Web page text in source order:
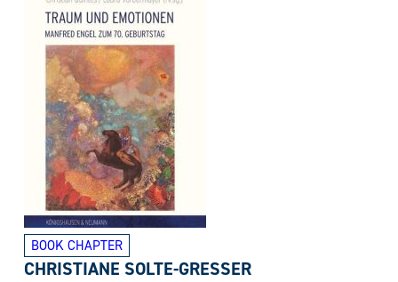
BOOK CHAPTER
CHRISTIANE SOLTE-GRESSER